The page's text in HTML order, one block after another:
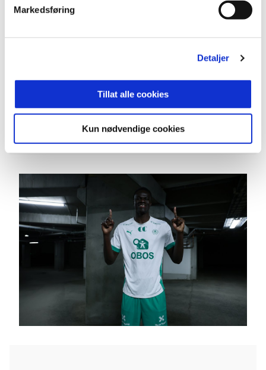
Markedsføring
Detaljer
Tillat alle cookies
Kun nødvendige cookies
man kun kan drømme om. I tillegg har han et
på lur, er ydmyk og utrolig lærevillig. Vi har hatt
«æljen» fra Tynset på Briskeby tidligere og nå skal
spiller briskebypublikummet allerede er blitt glad
i og som motstanderne frykter, avslutter en
strålende fornøyd sportssjef.